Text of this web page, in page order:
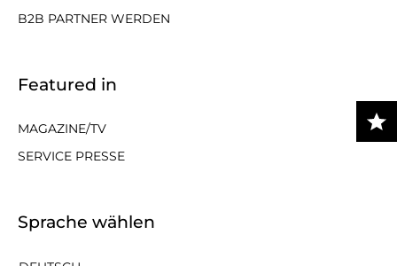
B2B PARTNER WERDEN
Featured in
MAGAZINE/TV
SERVICE PRESSE
Sprache wählen